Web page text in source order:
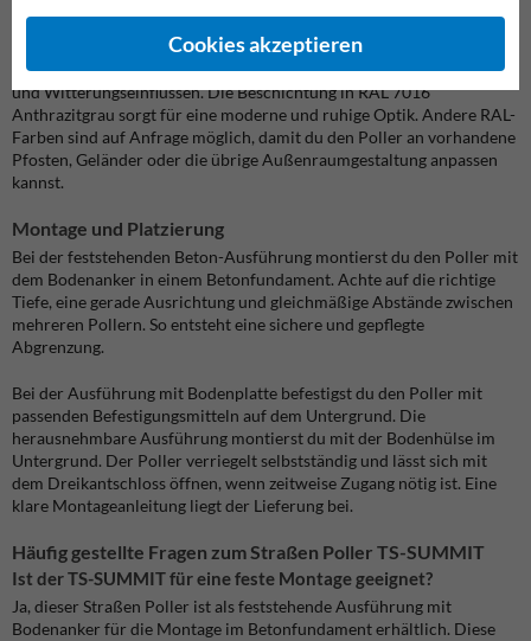
Der Poller ist feuerverzinkt und pulverbeschichtet. Diese
Oberflächenbehandlung schützt den Stahl vor Feuchtigkeit, Schmutz
und Witterungseinflüssen. Die Beschichtung in RAL 7016
Anthrazitgrau sorgt für eine moderne und ruhige Optik. Andere RAL-
Farben sind auf Anfrage möglich, damit du den Poller an vorhandene
Pfosten, Geländer oder die übrige Außenraumgestaltung anpassen
kannst.
Montage und Platzierung
Bei der feststehenden Beton-Ausführung montierst du den Poller mit
dem Bodenanker in einem Betonfundament. Achte auf die richtige
Tiefe, eine gerade Ausrichtung und gleichmäßige Abstände zwischen
mehreren Pollern. So entsteht eine sichere und gepflegte
Abgrenzung.
Bei der Ausführung mit Bodenplatte befestigst du den Poller mit
passenden Befestigungsmitteln auf dem Untergrund. Die
herausnehmbare Ausführung montierst du mit der Bodenhülse im
Untergrund. Der Poller verriegelt selbstständig und lässt sich mit
dem Dreikantschloss öffnen, wenn zeitweise Zugang nötig ist. Eine
klare Montageanleitung liegt der Lieferung bei.
Häufig gestellte Fragen zum Straßen Poller TS-SUMMIT
Ist der TS-SUMMIT für eine feste Montage geeignet?
Ja, dieser Straßen Poller ist als feststehende Ausführung mit
Bodenanker für die Montage im Betonfundament erhältlich. Diese
Cookies akzeptieren